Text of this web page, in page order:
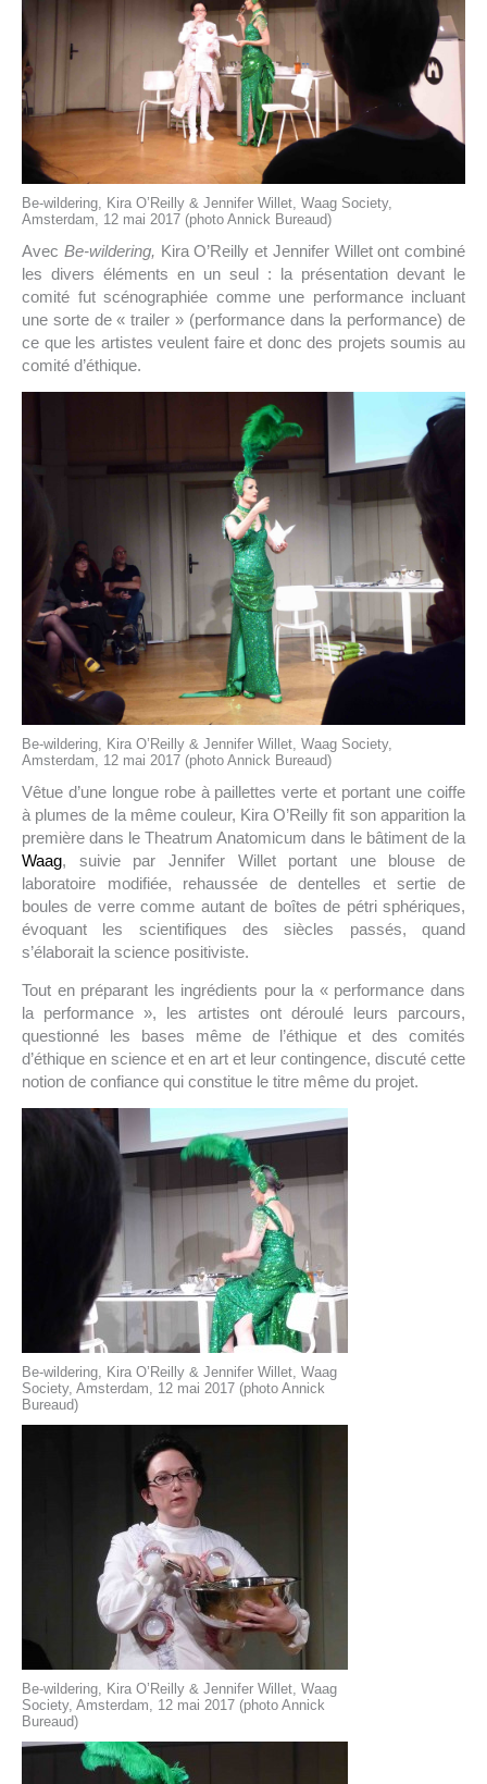
Be-wildering, Kira O’Reilly & Jennifer Willet, Waag Society,
Amsterdam, 12 mai 2017 (photo Annick Bureaud)
Avec Be-wildering, Kira O’Reilly et Jennifer Willet ont combiné
les divers éléments en un seul : la présentation devant le
comité fut scénographiée comme une performance incluant
une sorte de « trailer » (performance dans la performance) de
ce que les artistes veulent faire et donc des projets soumis au
comité d’éthique.
Be-wildering, Kira O’Reilly & Jennifer Willet, Waag Society,
Amsterdam, 12 mai 2017 (photo Annick Bureaud)
Vêtue d’une longue robe à paillettes verte et portant une coiffe
à plumes de la même couleur, Kira O’Reilly fit son apparition la
première dans le Theatrum Anatomicum dans le bâtiment de la
Waag, suivie par Jennifer Willet portant une blouse de
laboratoire modifiée, rehaussée de dentelles et sertie de
boules de verre comme autant de boîtes de pétri sphériques,
évoquant les scientifiques des siècles passés, quand
s’élaborait la science positiviste.
Tout en préparant les ingrédients pour la « performance dans
la performance », les artistes ont déroulé leurs parcours,
questionné les bases même de l’éthique et des comités
d’éthique en science et en art et leur contingence, discuté cette
notion de confiance qui constitue le titre même du projet.
Be-wildering, Kira O’Reilly & Jennifer Willet, Waag
Society, Amsterdam, 12 mai 2017 (photo Annick
Bureaud)
Be-wildering, Kira O’Reilly & Jennifer Willet, Waag
Society, Amsterdam, 12 mai 2017 (photo Annick
Bureaud)